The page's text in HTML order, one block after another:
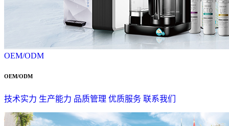
OEM/ODM
OEM/ODM
技术实力 生产能力 品质管理 优质服务 联系我们